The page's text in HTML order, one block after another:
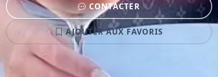
CONTACTER
AJOUTER AUX FAVORIS